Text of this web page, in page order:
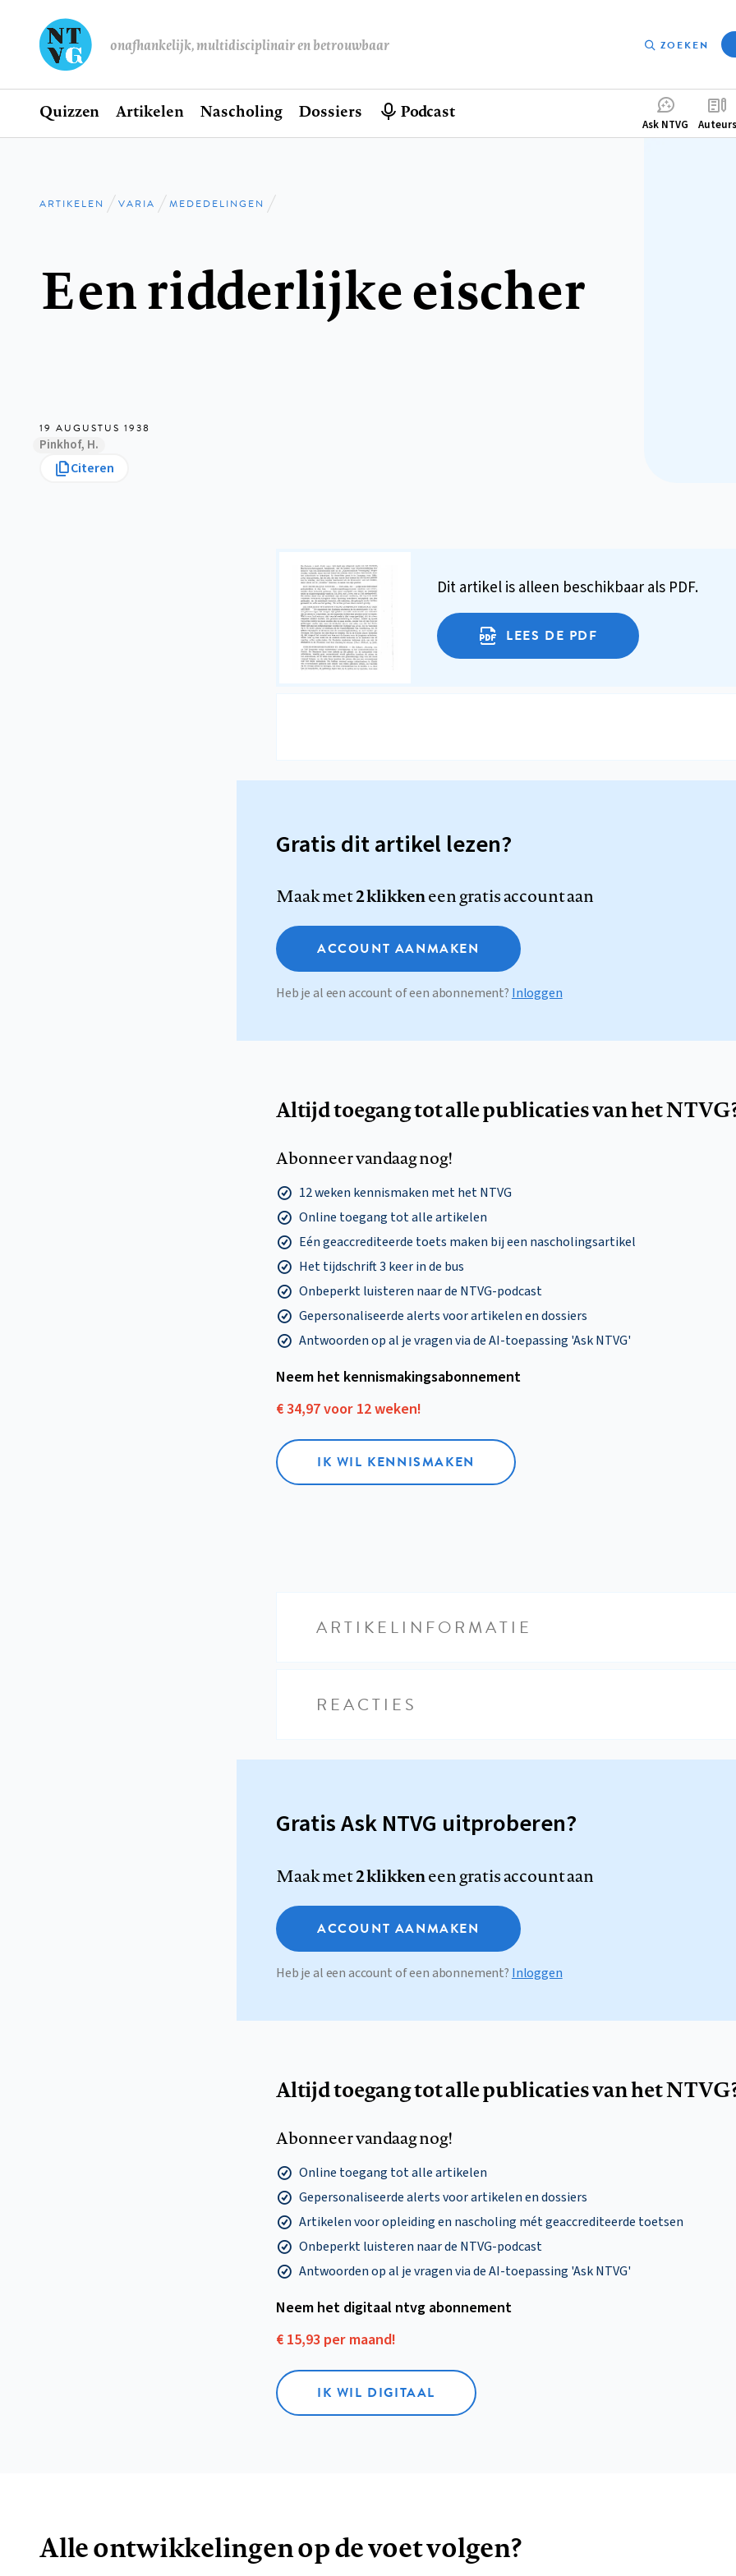
onafhankelijk, multidisciplinair en betrouwbaar ZOEKEN
Hoofdnavigatie
Home
Quizzen Artikelen Nascholing Dossiers Podcast
Ask NTVG Auteurs
Kruimelpad
ARTIKELEN VARIA MEDEDELINGEN
Een ridderlijke eischer
19 AUGUSTUS 1938
Pinkhof, H.
Citeren
Dit artikel is alleen beschikbaar als PDF.
LEES DE PDF
Gratis dit artikel lezen?
Maak met2 klikkeneen gratis account aan
ACCOUNT AANMAKEN
Heb je al een account of een abonnement? Inloggen
Altijd toegang tot alle publicaties van het
Abonneer vandaag nog!
12 weken kennismaken met het NTVG
Online toegang tot alle artikelen
Eén geaccrediteerde toets maken bij een nascholingsartikel
Het tijdschrift 3 keer in de bus
Onbeperkt luisteren naar de NTVG-podcast
Gepersonaliseerde alerts voor artikelen en dossiers
Antwoorden op al je vragen via de AI-toepassing 'Ask NTVG'
Neem het kennismakings­abonnement
€ 34,97 voor 12 weken!
IK WIL KENNISMAKEN
ARTIKELINFORMATIE
REACTIES
Gratis Ask NTVG uitproberen?
Maak met2 klikkeneen gratis account aan
ACCOUNT AANMAKEN
Heb je al een account of een abonnement? Inloggen
Altijd toegang tot alle publicaties van het
Abonneer vandaag nog!
Online toegang tot alle artikelen
Gepersonaliseerde alerts voor artikelen en dossiers
Artikelen voor opleiding en nascholing mét geaccrediteerde toetsen
Onbeperkt luisteren naar de NTVG-podcast
Antwoorden op al je vragen via de AI-toepassing 'Ask NTVG'
Neem het digitaal ntvg abonnement
€ 15,93 per maand!
IK WIL DIGITAAL
Alle ontwikkelingen op de voet volgen?